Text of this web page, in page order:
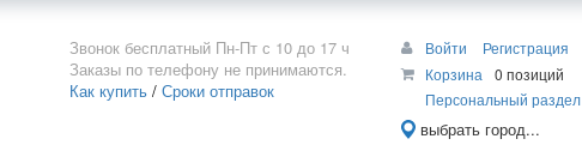
Звонок бесплатный Пн-Пт с 10 до 17 ч
Заказы по телефону не принимаются.
Как купить / Сроки отправок
Войти
Регистрация
Корзина
0 позиций
Персональный раздел
выбрать город...